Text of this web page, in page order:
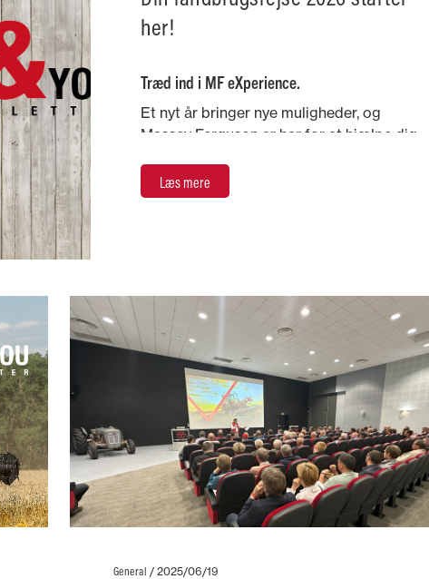
her!
Træd ind i MF eXperience.
Et nyt år bringer nye muligheder, og
Massey Ferguson er her for at hjælpe dig
Når vi ser frem mod en ny sæson, er det
Denne udgave er fyldt med praktiske tips,
innovative teknologier og inspirerende
historier, der hjælper dig med at forberede
dig med selvtillid og få succes hele året.
Lad os sammen gøre denne sæson til din
mest succesfulde nogensinde.
God fornøjelse!
Dit Massey Ferguson-team.
Tilmeld dig nyhedsbrevet fra MF & YOU
Læs mere
General /2025/06/19